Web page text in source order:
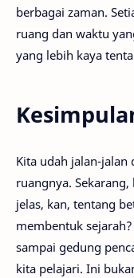
berbagai zaman.
ruang dan waktu
yang lebih kaya
Kita udah jalan-jalan
ruangnya.
jelas, kan, tentang
membentuk
sampai gedung
kita pelajari. Ini